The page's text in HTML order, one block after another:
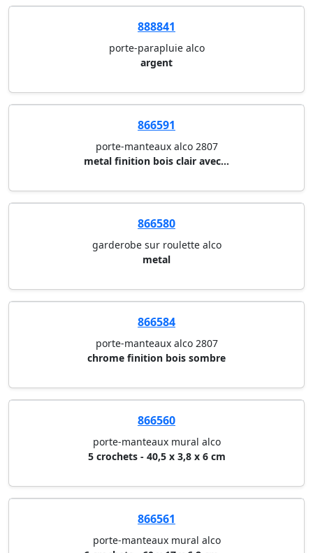
888841
porte-parapluie alco
argent
866591
porte-manteaux alco 2807
metal finition bois clair avec...
866580
garderobe sur roulette alco
metal
866584
porte-manteaux alco 2807
chrome finition bois sombre
866560
porte-manteaux mural alco
5 crochets - 40,5 x 3,8 x 6 cm
866561
porte-manteaux mural alco